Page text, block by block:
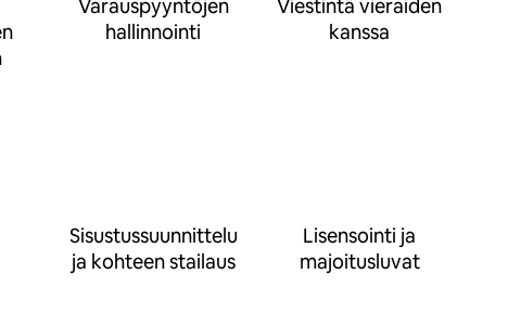
Varauspyyntöjen
hallinnointi
Viestintä vieraiden
kanssa
Sisustussuunnittelu
ja kohteen stailaus
Lisensointi ja
majoitusluvat